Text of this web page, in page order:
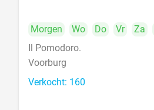
Morgen Wo Do Vr Za
Il Pomodoro.
Voorburg
Verkocht: 160